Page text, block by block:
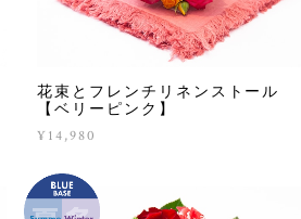
花束とフレンチリネンストール
【ベリーピンク】
¥14,980